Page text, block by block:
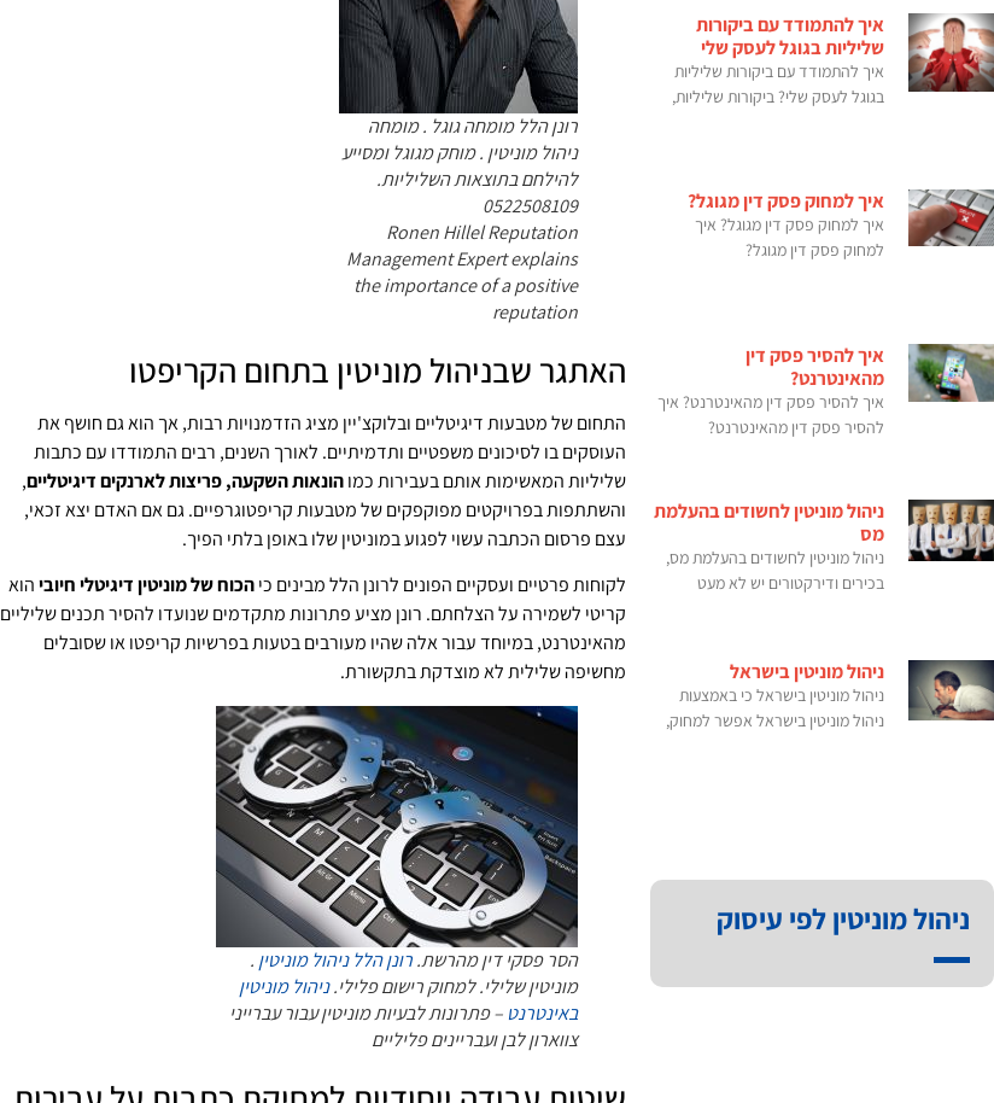
איך להתמודד עם ביקורות
שליליות בגוגל לעסק שלי
איך להתמודד עם ביקורות שליליות
בגוגל לעסק שלי? ביקורות שליליות,
איך למחוק פסק דין מגוגל?
איך למחוק פסק דין מגוגל? איך
למחוק פסק דין מגוגל?
איך להסיר פסק דין
מהאינטרנט?
איך להסיר פסק דין מהאינטרנט? איך
להסיר פסק דין מהאינטרנט?
ניהול מוניטין לחשודים בהעלמת
מס
ניהול מוניטין לחשודים בהעלמת מס,
בכירים ודירקטורים יש לא מעט
ניהול מוניטין בישראל
ניהול מוניטין בישראל כי באמצעות
ניהול מוניטין בישראל אפשר למחוק,
ניהול מוניטין לפי עיסוק
רונן הלל מומחה גוגל . מומחה
ניהול מוניטין . מוחק מגוגל ומסייע
להילחם בתוצאות השליליות.
0522508109
Ronen Hillel Reputation
Management Expert explains
the importance of a positive
reputation
האתגר שבניהול מוניטין בתחום הקריפטו
התחום של מטבעות דיגיטליים ובלוקצ'יין מציג הזדמנויות רבות, אך הוא גם חושף את
העוסקים בו לסיכונים משפטיים ותדמיתיים. לאורך השנים, רבים התמודדו עם כתבות
שליליות המאשימות אותם בעבירות כמוהונאות השקעה, פריצות לארנקים דיגיטליים,
והשתתפות בפרויקטים מפוקפקים של מטבעות קריפטוגרפיים. גם אם האדם יצא זכאי,
עצם פרסום הכתבה עשוי לפגוע במוניטין שלו באופן בלתי הפיך.
לקוחות פרטיים ועסקיים הפונים לרונן הלל מבינים כיהכוח של מוניטין דיגיטלי חיוביהוא
קריטי לשמירה על הצלחתם. רונן מציע פתרונות מתקדמים שנועדו להסיר תכנים שליליים
מהאינטרנט, במיוחד עבור אלה שהיו מעורבים בטעות בפרשיות קריפטו או שסובלים
מחשיפה שלילית לא מוצדקת בתקשורת.
הסר פסקי דין מהרשת.רונן הלל ניהול מוניטין .
מוניטין שלילי. למחוק רישום פלילי.ניהול מוניטין
באינטרנט– פתרונות לבעיות מוניטין עבור עברייני
צווארון לבן ועבריינים פליליים